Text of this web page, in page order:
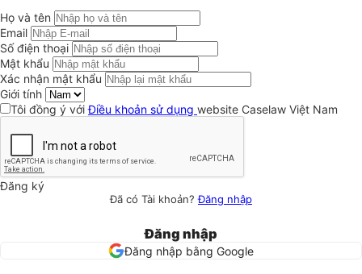
Họ và tên
Email
Số điện thoại
Mật khẩu
Xác nhận mật khẩu
Giới tính
Tôi đồng ý vớiĐiều khoản sử dụng website Caselaw Việt Nam
Đăng ký
Đã có Tài khoản?Đăng nhập
Đăng nhập
Đăng nhập bằng Google